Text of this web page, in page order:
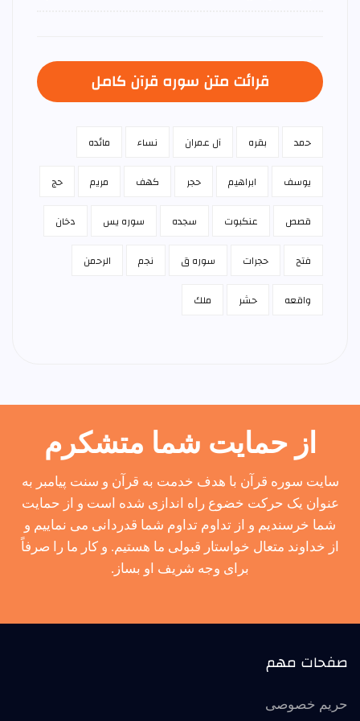
قرائت متن سوره قرآن كامل
حمد بقره آل عمران نساء مائده
يوسف ابراهيم حجر كهف مريم حج
قصص عنكبوت سجده سوره يس دخان
فتح حجرات سوره ق نجم الرحمن
واقعه حشر ملك
از حمایت شما متشکرم
سایت سوره قرآن با هدف خدمت به قرآن و سنت پیامبر به
عنوان یک حرکت خضوع راه اندازی شده است و از حمایت
شما خرسندیم و از تداوم تداوم شما قدردانی می نماییم و
از خداوند متعال خواستار قبولی ما هستیم. و کار ما را صرفاً
برای وجه شریف او بساز.
صفحات مهم
حریم خصوصی